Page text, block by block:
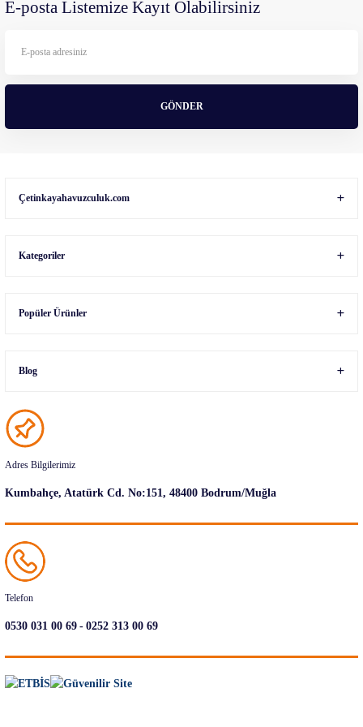
Ürün fiyatı diğer sitelerden daha pahalı.
E-posta Listemize Kayıt Olabilirsiniz
GÖNDER
Çetinkayahavuzculuk.com
Kategoriler
Popüler Ürünler
Blog
Adres Bilgilerimiz
Kumbahçe, Atatürk Cd. No:151, 48400 Bodrum/Muğla
Telefon
0530 031 00 69-0252 313 00 69